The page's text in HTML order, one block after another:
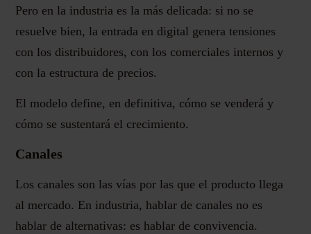
Pero en la industria es la más delicada: si no se
resuelve bien, la entrada en digital genera tensiones
con los distribuidores, con los comerciales internos y
con la estructura de precios.
El modelo define, en definitiva, cómo se venderá y
cómo se sustentará el crecimiento.
Canales
Los canales son las vías por las que el producto llega
al mercado. En industria, hablar de canales no es
hablar de alternativas: es hablar de convivencia.